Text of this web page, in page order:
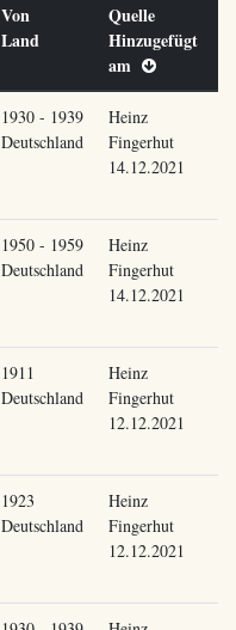
Von
Land
Quelle
Hinzugefügt
am
1930 - 1939
Deutschland
Heinz
Fingerhut
14.12.2021
1950 - 1959
Deutschland
Heinz
Fingerhut
14.12.2021
1911
Deutschland
Heinz
Fingerhut
12.12.2021
1923
Deutschland
Heinz
Fingerhut
12.12.2021